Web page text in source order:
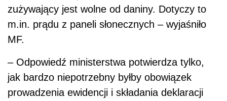
zużywający jest wolne od daniny. Dotyczy to
m.in. prądu z paneli słonecznych – wyjaśniło
MF.
– Odpowiedź ministerstwa potwierdza tylko,
jak bardzo niepotrzebny byłby obowiązek
prowadzenia ewidencji i składania deklaracji